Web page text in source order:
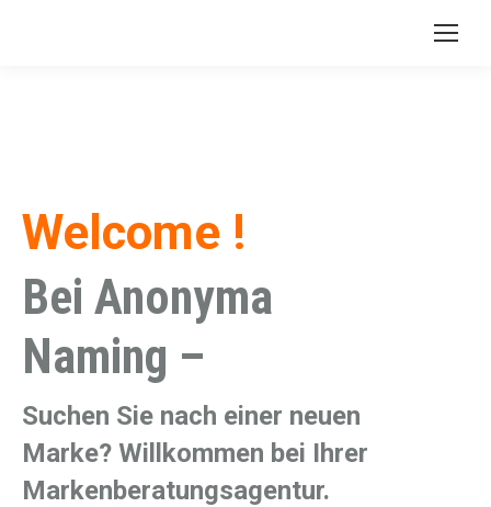
Welcome !
Bei Anonyma
Naming –
Suchen Sie nach einer neuen
Marke? Willkommen bei Ihrer
Markenberatungsagentur.